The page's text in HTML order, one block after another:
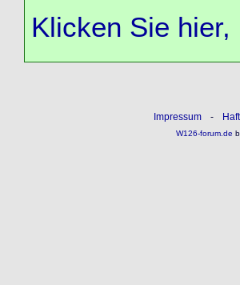
Klicken Sie
Impressum -
W126-forum.de